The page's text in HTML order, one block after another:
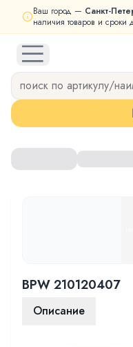
Ваш город — Санкт-
наличия товаров и сроки
open navigation menu
BPW 210120407
Описание